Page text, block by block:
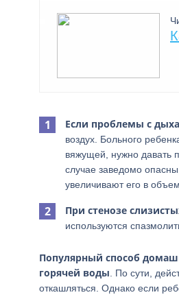
Если проблемы с
воздух. Больного
вяжущей, нужно давать
случае заведомо
увеличивают его в
При стенозе
используются
Популярный способ
горячей воды . По сути,
откашляться. Однако если